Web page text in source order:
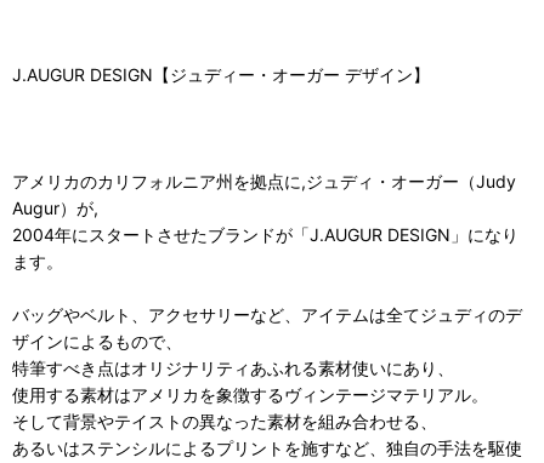
J.AUGUR DESIGN【ジュディー・オーガー デザイン】
アメリカのカリフォルニア州を拠点に,ジュディ・オーガー（Judy
Augur）が,
2004年にスタートさせたブランドが「J.AUGUR DESIGN」になり
ます。
バッグやベルト、アクセサリーなど、アイテムは全てジュディのデ
ザインによるもので、
特筆すべき点はオリジナリティあふれる素材使いにあり、
使用する素材はアメリカを象徴するヴィンテージマテリアル。
そして背景やテイストの異なった素材を組み合わせる、
あるいはステンシルによるプリントを施すなど、独自の手法を駆使